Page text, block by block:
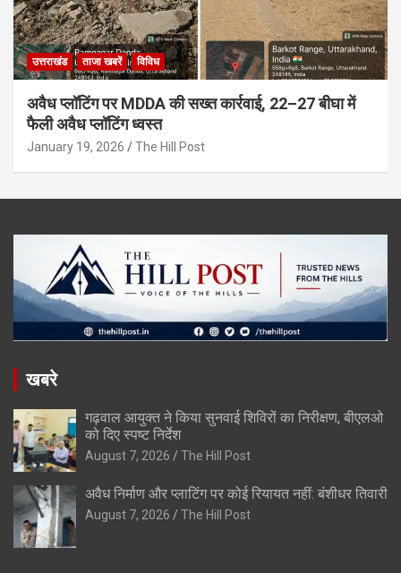
उत्तराखंड ताजा खबरें विविध
अवैध प्लॉटिंग पर MDDA की सख्त कार्रवाई, 22–27 बीघा में
फैली अवैध प्लॉटिंग ध्वस्त
January 19, 2026 The Hill Post
खबरे
गढ़वाल आयुक्त ने किया सुनवाई शिविरों का निरीक्षण, बीएलओ
को दिए स्पष्ट निर्देश
August 7, 2026 The Hill Post
अवैध निर्माण और प्लाटिंग पर कोई रियायत नहीं: बंशीधर तिवारी
August 7, 2026 The Hill Post